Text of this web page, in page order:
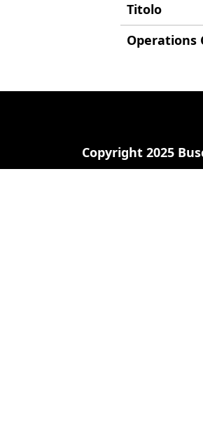
Titolo
Operations
Copyright 2025